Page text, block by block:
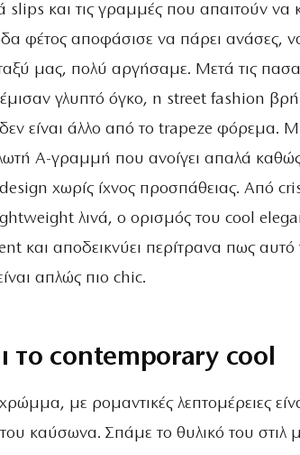
slips και τις γραμμές που απαιτούν να
φέτος αποφάσισε να πάρει ανάσες,
μας, πολύ αργήσαμε. Μετά τις
γλυπτό όγκο, η street fashion
είναι άλλο από το trapeze φόρεμα.
Α-γραμμή που ανοίγει απαλά
χωρίς ίχνος προσπάθειας. Από
λινά, ο ορισμός του cool
και αποδεικνύει περίτρανα πως αυτό
απλώς πιο chic.
το contemporary cool
με ρομαντικές λεπτομέρειες
του καύσωνα. Σπάμε το θυλικό του στιλ